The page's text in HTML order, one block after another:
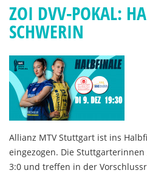
ZOI DVV-POKAL:
SCHWERIN
Allianz MTV Stuttgart ist ins
eingezogen. Die
3:0 und treffen in der